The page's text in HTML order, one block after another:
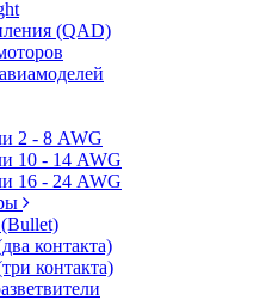
(QAD)
2 - 8 AWG
10 - 14 AWG
16 - 24 AWG
контакта)
контакта)